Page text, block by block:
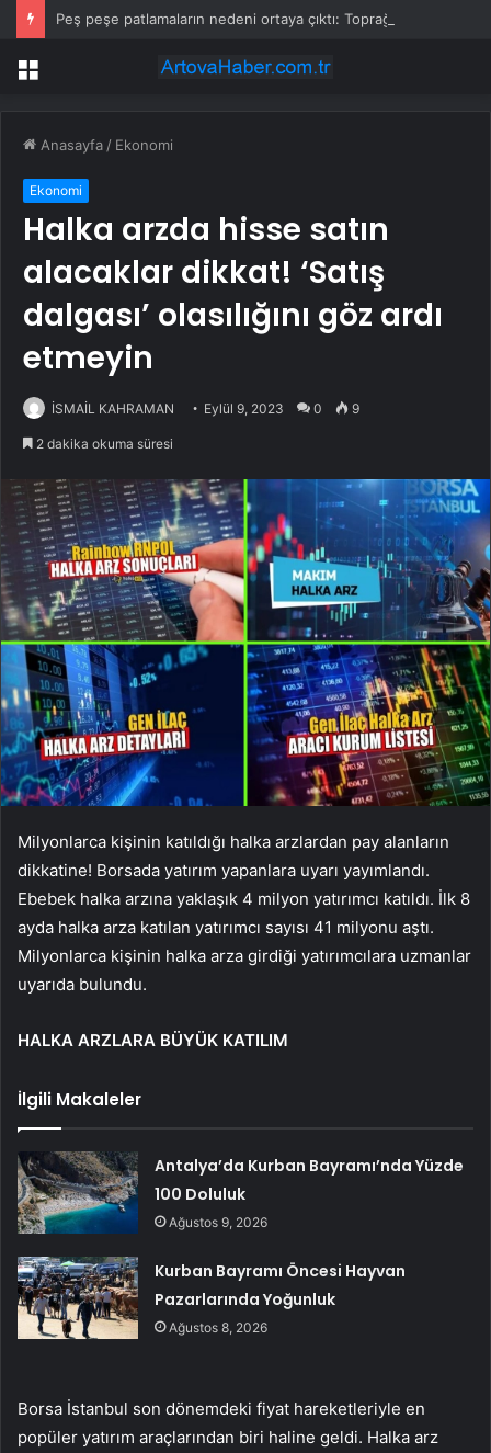
Menü
Anasayfa / Ekonomi
Ekonomi
Halka arzda hisse satın
alacaklar dikkat! ‘Satış
dalgası’ olasılığını göz ardı
etmeyin
İSMAİL KAHRAMAN Eylül 9, 2023 0 9
2 dakika okuma süresi
Milyonlarca kişinin katıldığı halka arzlardan pay alanların
dikkatine! Borsada yatırım yapanlara uyarı yayımlandı.
Ebebek halka arzına yaklaşık 4 milyon yatırımcı katıldı. İlk 8
ayda halka arza katılan yatırımcı sayısı 41 milyonu aştı.
Milyonlarca kişinin halka arza girdiği yatırımcılara uzmanlar
uyarıda bulundu.
HALKA ARZLARA BÜYÜK KATILIM
İlgili Makaleler
Antalya’da Kurban Bayramı’nda Yüzde
100 Doluluk
Ağustos 9, 2026
Kurban Bayramı Öncesi Hayvan
Pazarlarında Yoğunluk
Ağustos 8, 2026
Borsa İstanbul son dönemdeki fiyat hareketleriyle en
popüler yatırım araçlarından biri haline geldi. Halka arz